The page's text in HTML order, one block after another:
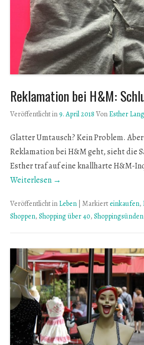
Reklamation bei H&M:
Veröffentlicht in9. April 2018 VonEsther
Glatter Umtausch? Kein Problem.
Reklamation bei H&M geht, sieht die
Esther traf auf eine knallharte H&M-
Weiterlesen →
Veröffentlicht in Leben Markierteinkaufen,
Shoppen, Shopping über 40, Shoppingsünden